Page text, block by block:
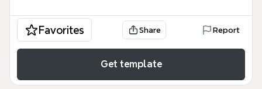
Favorites Share Report
Get template